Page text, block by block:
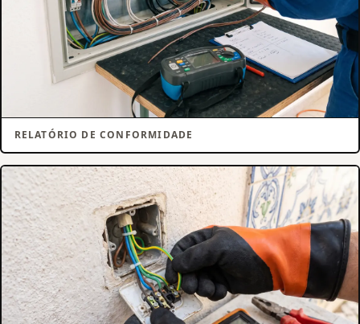
RELATÓRIO DE CONFORMIDADE